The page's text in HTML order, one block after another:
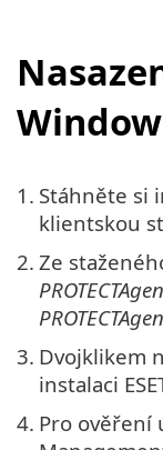
1. Stáhněte si
klientskou
2. Ze
3. Dvojklikem
instalaci
4. Pro ověření